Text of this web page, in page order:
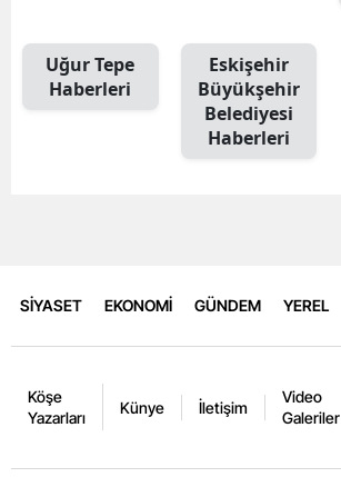
Uğur Tepe
Haberleri
Eskişehir
Büyükşehir
Belediyesi
Haberleri
SİYASET EKONOMİ GÜNDEM YEREL
Köşe
Yazarları
Künye İletişim
Video
Galeriler